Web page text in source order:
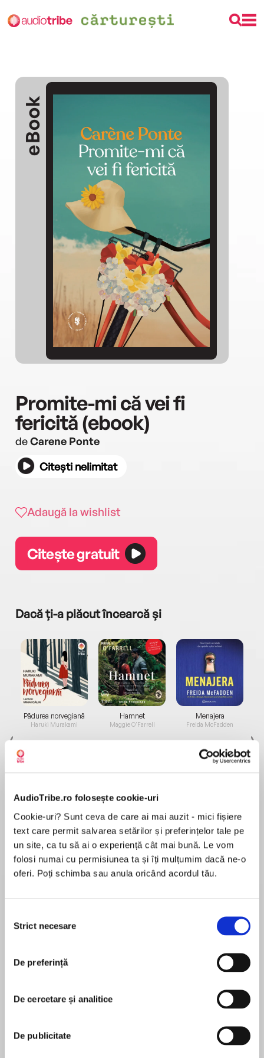
AudioTribe.ro folosește cookie-uri
Cookie-uri? Sunt ceva de care ai mai auzit - mici fișiere
text care permit salvarea setărilor și preferințelor tale pe
un site, ca tu să ai o experiență cât mai bună. Le vom
folosi numai cu permisiunea ta și îți mulțumim dacă ne-o
oferi. Poți schimba sau anula oricând acordul tău.
consimțământului
Strict necesare
De preferință
De cercetare și analitice
De publicitate
eBook
Promite-mi că vei fi
fericită (ebook)
deCarene Ponte
Citești nelimitat
Adaugă la wishlist
Citește gratuit
Dacă ți-a plăcut încearcă și
Pădurea norvegiană
Haruki Murakami
de...
Dani Francis
Hamnet
Maggie O'Farrell
la...
Lauren Weisberger
Menajera
Freida McFadden
Sohn Won-pyung
"La treizeci de ani, îți imaginezi, de obicei, că ai
toată viața înainte pentru a‑ți împlini visurile.
primește diagnosticul unei maladii fatale, cele
trăiască și să se bucure din plin de ceea ce îi
oferă viața. Dar cum să facă asta? Să renunțe la
prietena ei îi vine în ajutor, printr‑o metodă
inedită: Molly va primi de la ea douăsprezece
În acest moment nu există recenzii